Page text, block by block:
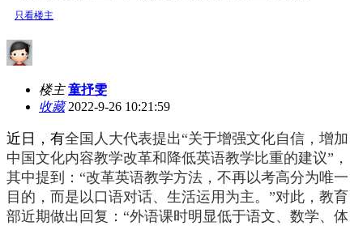
只看楼主
楼主 童抒雯
收藏2022-9-26 10:21:59
近日，有全国人大代表提出“关于增强文化自信，增加
中国文化内容教学改革和降低英语教学比重的建议”，
其中提到： “改革英语教学方法，不再以考高分为唯一
目的，而是以口语对话、生活运用为主。”对此， 教育
部近期做出回复：“外语课时明显低于语文、数学、体